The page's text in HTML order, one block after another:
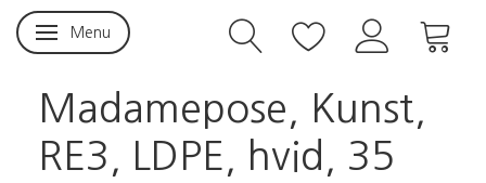
Skifte navigation
Menu
Madamepose, Kunst,
RE3, LDPE, hvid, 35